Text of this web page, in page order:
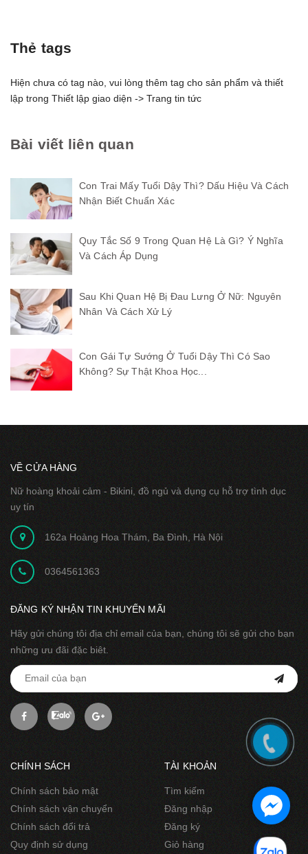
Thẻ tags
Hiện chưa có tag nào, vui lòng thêm tag cho sản phẩm và thiết
lập trong Thiết lập giao diện -> Trang tin tức
Bài viết liên quan
Con Trai Mấy Tuổi Dậy Thì? Dấu Hiệu Và Cách
Nhận Biết Chuẩn Xác
Quy Tắc Số 9 Trong Quan Hệ Là Gì? Ý Nghĩa
Và Cách Áp Dụng
Sau Khi Quan Hệ Bị Đau Lưng Ở Nữ: Nguyên
Nhân Và Cách Xử Lý
Con Gái Tự Sướng Ở Tuổi Dậy Thì Có Sao
Không? Sự Thật Khoa Học...
VỀ CỬA HÀNG
Nữ hoàng khoải cảm - Bikini, đồ ngủ và dụng cụ hỗ trợ tình dục
uy tín
162a Hoàng Hoa Thám, Ba Đình, Hà Nội
0364561363
ĐĂNG KÝ NHẬN TIN KHUYẾN MÃI
Hãy gửi chúng tôi địa chỉ email của bạn, chúng tôi sẽ gửi cho bạn
những ưu đãi đặc biêt.
CHÍNH SÁCH
Chính sách bảo mật
Chính sách vận chuyển
Chính sách đổi trả
Quy định sử dụng
TÀI KHOẢN
Tìm kiếm
Đăng nhập
Đăng ký
Giỏ hàng